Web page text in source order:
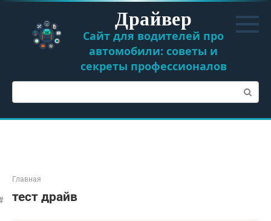
Перейти
контенту
Драйвер
Сайт для водителей про
автомобили: советы и
секреты профессионалов
Поиск:
Главная
тест драйв